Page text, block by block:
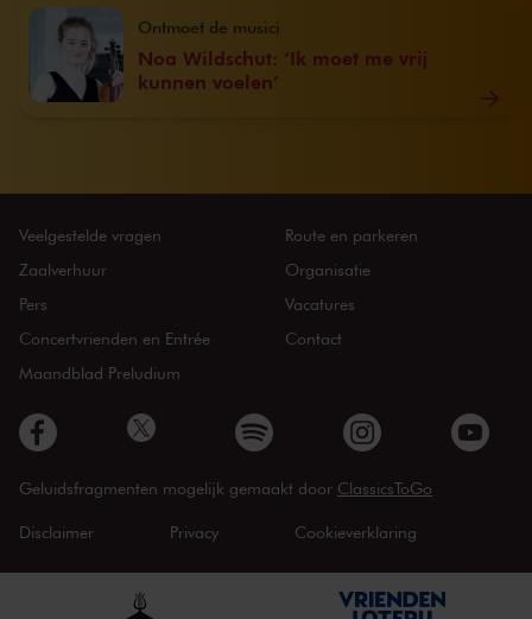
Noa Wildschut: ‘Ik moet me vrij
kunnen voelen’
Ontmoet de musici
Veelgestelde vragen
Zaalverhuur
Pers
Concertvrienden en Entrée
Maandblad Preludium
Route en parkeren
Organisatie
Vacatures
Contact
Geluidsfragmenten mogelijk gemaakt door ClassicsToGo
Disclaimer Privacy Cookieverklaring